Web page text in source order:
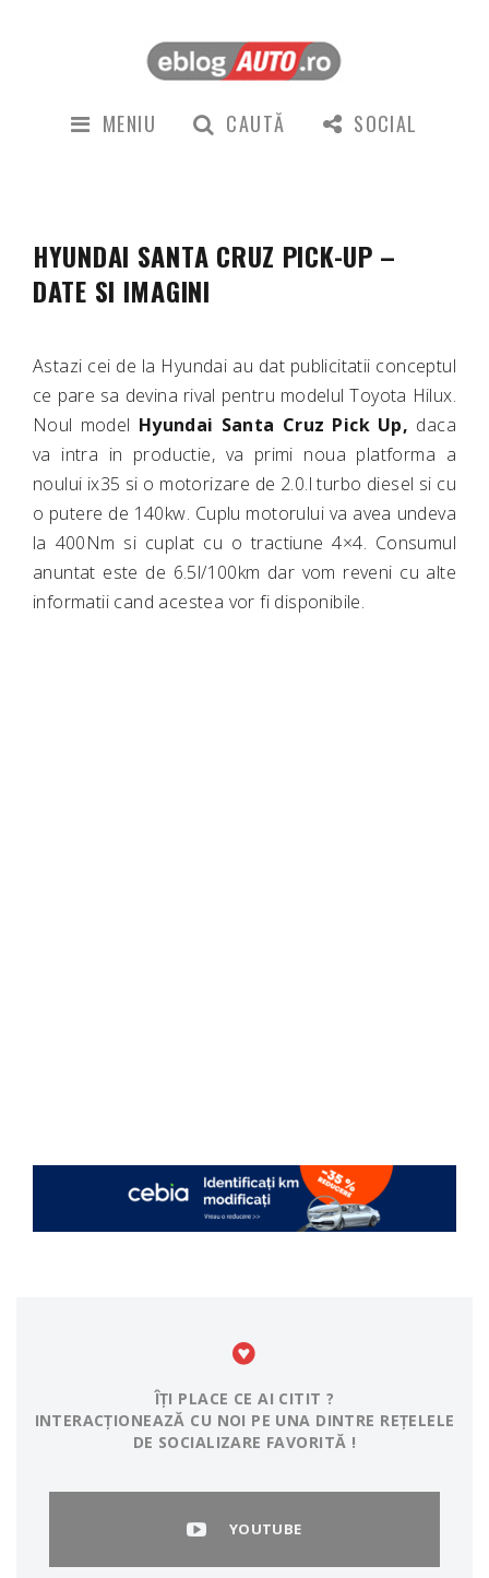
MENIU CAUTĂ SOCIAL
HYUNDAI SANTA CRUZ PICK-UP –
DATE SI IMAGINI
Astazi cei de la Hyundai au dat publicitatii conceptul
ce pare sa devina rival pentru modelul Toyota Hilux.
Noul model Hyundai Santa Cruz Pick Up, daca
va intra in productie, va primi noua platforma a
noului ix35 si o motorizare de 2.0.l turbo diesel si cu
o putere de 140kw. Cuplu motorului va avea undeva
la 400Nm si cuplat cu o tractiune 4×4. Consumul
anuntat este de 6.5l/100km dar vom reveni cu alte
informatii cand acestea vor fi disponibile.
ÎȚI PLACE CE AI CITIT ?
INTERACȚIONEAZĂ CU NOI PE UNA DINTRE REȚELELE
DE SOCIALIZARE FAVORITĂ !
YOUTUBE